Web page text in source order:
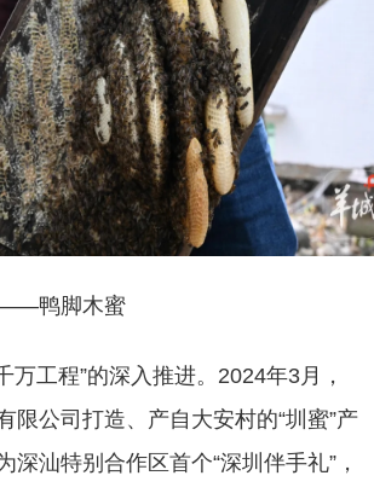
鸭脚木蜜
万工程”的深入推进。 2024年3月，
限公司打造、产自大安村的“圳蜜”产
深汕特别合作区首个“深圳伴手礼”，